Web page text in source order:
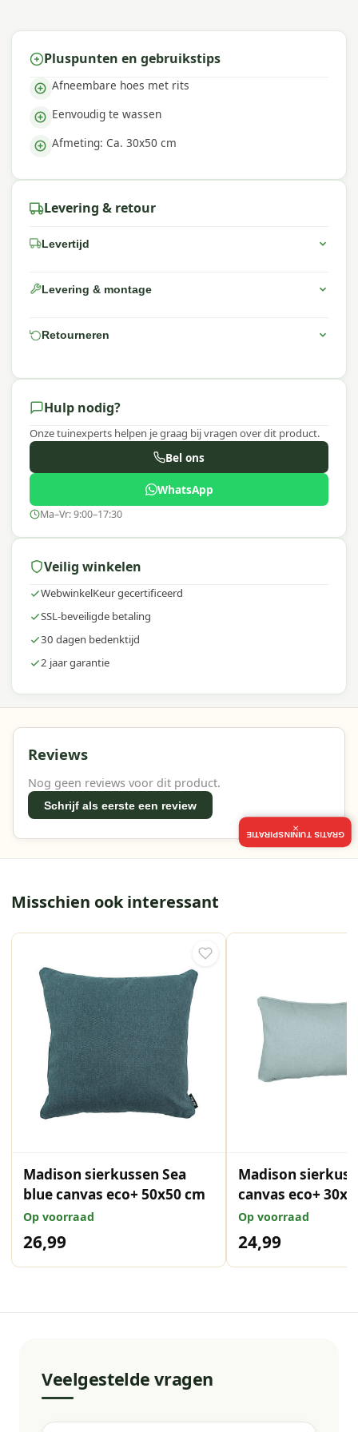
Pluspunten en gebruikstips
Afneembare hoes met rits
Eenvoudig te wassen
Afmeting: Ca. 30x50 cm
Levering & retour
Levertijd
Levering & montage
Retourneren
Hulp nodig?
Onze tuinexperts helpen je graag bij vragen over dit product.
Bel ons
WhatsApp
Ma–Vr: 9:00–17:30
Veilig winkelen
WebwinkelKeur gecertificeerd
SSL-beveiligde betaling
30 dagen bedenktijd
2 jaar garantie
Reviews
Nog geen reviews voor dit product.
Schrijf als eerste een review
Misschien ook interessant
Madison sierkussen Sea
blue canvas eco+ 50x50 cm
Op voorraad
26,99
Madison
canvas eco+
Op voorraad
24,99
Veelgestelde vragen
GRATIS TUININSPIRATIE
×